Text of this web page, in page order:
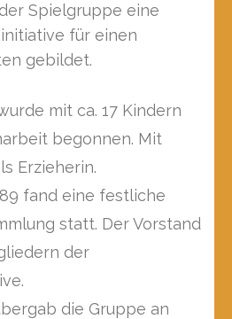
Spielgruppe eine
für einen
gebildet.
mit ca. 17 Kindern
begonnen. Mit
Erzieherin.
fand eine festliche
statt. Der Vorstand
der
die Gruppe an